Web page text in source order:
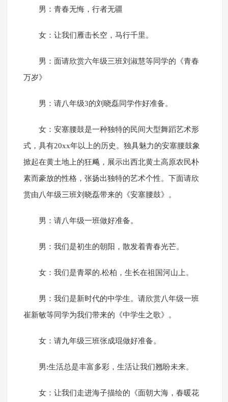
男：青春无悔，行者无疆
女：让我们雁击长空，马行千里。
男：面请欣赏六年级三班刘淑慧等同学的《青春
万岁》
男：请八年级3的刘晓磊同学作好准备。
女：安塞腰鼓是一种独特的民间大型舞蹈艺术形
式，具有20xx年以上的历史。独具魅力的安塞腰鼓象
掀起在黄土地上的狂飚，展示出西北黄土高原农民朴
素而豪放的性格，张扬出独特的艺术个性。下面请欣
赏由八年级三班刘晓磊带来的《安塞腰鼓》。
男：请八年级一班做好准备。
男：我们是初生的朝阳，散发着青春光芒。
女：我们是青翠的.松柏，生长在祖国河山上。
男：我们是新时代的中学生。请欣赏八年级一班
崔新敏等同学为我们带来的《中学生之歌》。
女：请九年级三班张成琨做好准备。
男:生活总是丰富多彩，生活让我们翘盼未来。
女：让我们走进海子描绘的《面朝大海，春暖花